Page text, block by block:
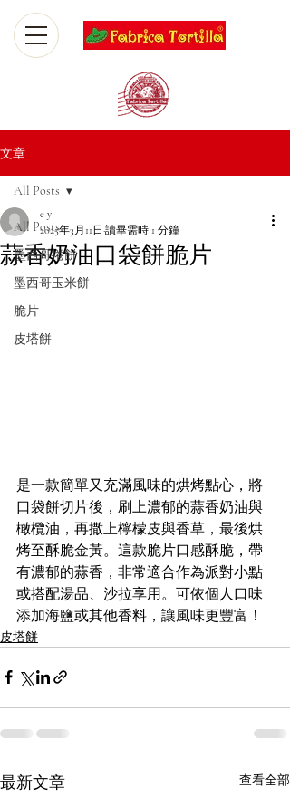
文章
All Posts
墨西哥捲餅
墨西哥玉米餅
脆片
皮塔餅
All Posts
蒜香奶油口袋餅脆片
e y
2025年3月11日 讀畢需時 1 分鐘
是一款簡單又充滿風味的烘烤點心，將
口袋餅切片後，刷上濃郁的蒜香奶油與
橄欖油，再撒上檸檬皮與香草，最後烘
烤至酥脆金黃。這款脆片口感酥脆，帶
有濃郁的蒜香，非常適合作為派對小點
或搭配湯品、沙拉享用。可依個人口味
添加海鹽或其他香料，讓風味更豐富！
皮塔餅
最新文章 查看全部